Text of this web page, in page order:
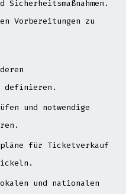
Vorbereitungen zu
definieren.
und notwendige
für Ticketverkauf
und nationalen